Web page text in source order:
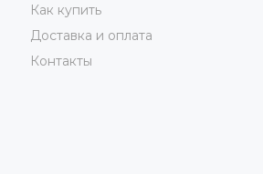
Как купить
Доставка и оплата
Контакты